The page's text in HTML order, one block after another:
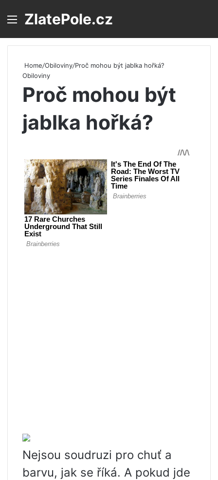
Menu
ZlatePole.cz
Home/Obiloviny/Proč mohou být jablka hořká?
Obiloviny
Proč mohou být
jablka hořká?
Nejsou soudruzi pro chuť a
barvu, jak se říká. A pokud jde